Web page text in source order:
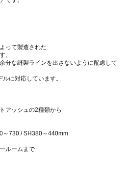
って製造された
。
分な縫製ラインを出さないように配慮して
に対応しています。
アッシュの2種類から
～730 / SH380～440mm
ルームまで